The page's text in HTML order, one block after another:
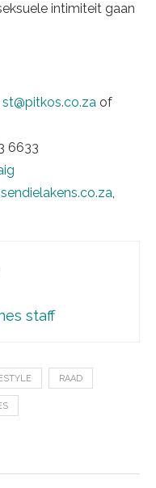
intimiteit gaan
st@pitkos.co.za of
6633
,
staff
RAAD